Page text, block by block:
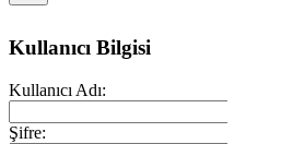
Kullanıcı Bilgisi
Kullanıcı Adı:
Şifre: